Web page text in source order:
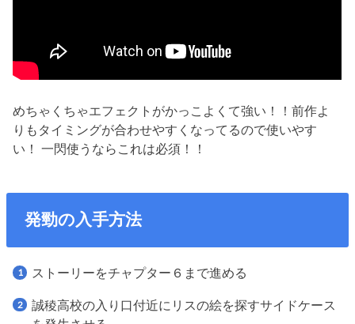
めちゃくちゃエフェクトがかっこよくて強い！！前作よ
りもタイミングが合わせやすくなってるので使いやす
い！
一閃使うならこれは必須！！
発勁の入手方法
ストーリーをチャプター６まで進める
誠稜高校の入り口付近にリスの絵を探すサイドケース